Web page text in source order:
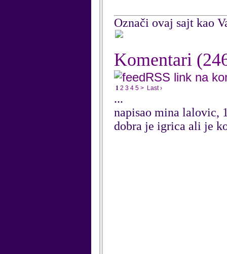
Označi ovaj sajt kao
Komentari
RSS link na
1 2 3 4 5 > Last ›
...
napisao mina lalovic,
dobra je igrica ali je